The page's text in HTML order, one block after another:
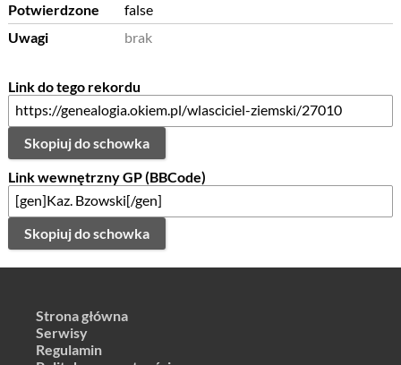
Potwierdzone
false
Uwagi
brak
Link do tego rekordu
Skopiuj do schowka
Link wewnętrzny GP (BBCode)
Skopiuj do schowka
Strona główna
Serwisy
Regulamin